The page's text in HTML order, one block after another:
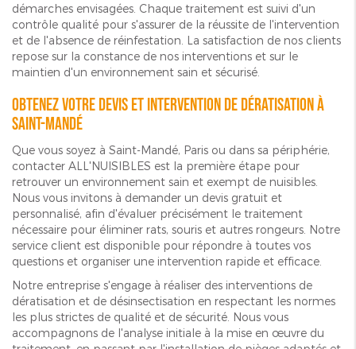
démarches envisagées. Chaque traitement est suivi d'un
contrôle qualité pour s'assurer de la réussite de l'intervention
et de l'absence de réinfestation. La satisfaction de nos clients
repose sur la constance de nos interventions et sur le
maintien d'un environnement sain et sécurisé.
Obtenez votre devis et intervention de dératisation à
Saint-Mandé
Que vous soyez à Saint-Mandé, Paris ou dans sa périphérie,
contacter ALL'NUISIBLES est la première étape pour
retrouver un environnement sain et exempt de nuisibles.
Nous vous invitons à demander un devis gratuit et
personnalisé, afin d'évaluer précisément le traitement
nécessaire pour éliminer rats, souris et autres rongeurs. Notre
service client est disponible pour répondre à toutes vos
questions et organiser une intervention rapide et efficace.
Notre entreprise s'engage à réaliser des interventions de
dératisation et de désinsectisation en respectant les normes
les plus strictes de qualité et de sécurité. Nous vous
accompagnons de l'analyse initiale à la mise en œuvre du